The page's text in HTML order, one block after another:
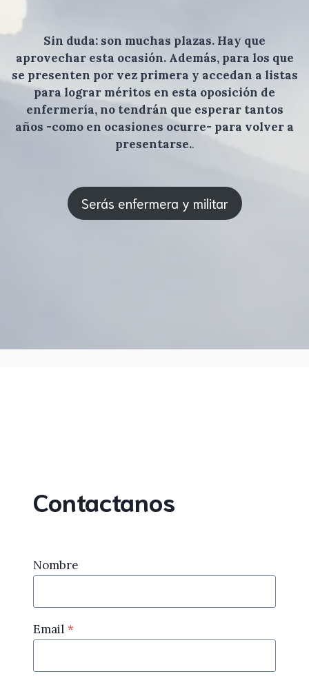
Sin duda: son muchas plazas. Hay que
aprovechar esta ocasión. Además, para los que
se presenten por vez primera y accedan a listas
para lograr méritos en esta oposición de
enfermería, no tendrán que esperar tantos
años -como en ocasiones ocurre- para volver a
presentarse..
Serás enfermera y militar
Contactanos
Nombre
Email *